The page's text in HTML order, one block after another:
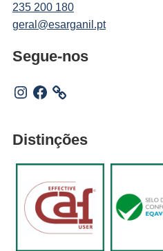
235 200 180
geral@esarganil.pt
Segue-nos
Instagram
Facebook
Distinções